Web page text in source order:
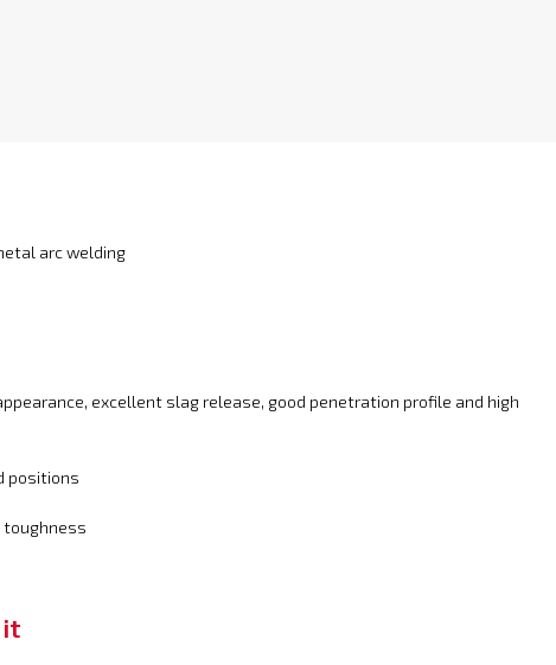
arc welding
excellent slag release, good penetration profile and high
positions
toughness